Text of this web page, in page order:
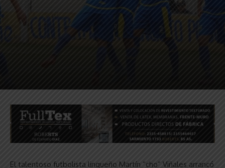
El talentoso futbolista linqueño Martín “cho” Viñales arrancó